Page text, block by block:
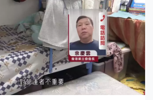
數可能至少要四、五萬元，但我們又只
約一萬元，如以簡樸房普遍每月五千至
金差不多一成的成本，我自己覺得成本
慮，要找多名不同範疇的專業人士核
擔，至於會將多少成本轉嫁租客，就要
信至少有一成劏房離場。 有立法會議員
說，認證人手不會構成大問題，但關注
謝偉銓：「你說有沒有漏水，分分鐘只